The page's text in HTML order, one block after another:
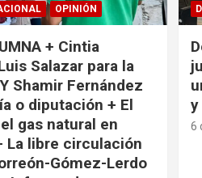
OPINIÓN
+ Cintia
Salazar para la
Shamir Fernández
o diputación + El
gas natural en
La libre circulación
Gómez-Lerdo
y
6